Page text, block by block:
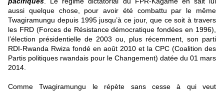
aussi quelque chose, pour avoir été combattu par le même
Twagiramungu depuis 1995 jusqu’à ce jour, que ce soit à travers
les FRD (Forces de Résistance démocratique fondées en 1996),
l’élection présidentielle de 2003 ou, plus récemment, son parti
RDI-Rwanda Rwiza fondé en août 2010 et la CPC (Coalition des
Partis politiques rwandais pour le Changement) datée du 01 mars
2014.
Comme Twagiramungu le répète sans cesse à qui veut